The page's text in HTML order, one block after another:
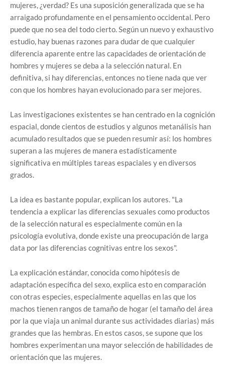
mujeres, ¿verdad? Es una suposición generalizada que se ha
arraigado profundamente en el pensamiento occidental. Pero
puede que no sea del todo cierto. Según un nuevo y exhaustivo
estudio, hay buenas razones para dudar de que cualquier
diferencia aparente entre las capacidades de orientación de
hombres y mujeres se deba a la selección natural. En
definitiva, si hay diferencias, entonces no tiene nada que ver
con que los hombres hayan evolucionado para ser mejores.
Las investigaciones existentes se han centrado en la cognición
espacial, donde cientos de estudios y algunos metanálisis han
acumulado resultados que se pueden resumir así: los hombres
superan a las mujeres de manera estadísticamente
significativa en múltiples tareas espaciales y en diversos
grados.
La idea es bastante popular, explican los autores. "La
tendencia a explicar las diferencias sexuales como productos
de la selección natural es especialmente común en la
psicología evolutiva, donde existe una preocupación de larga
data por las diferencias cognitivas entre los sexos".
La explicación estándar, conocida como hipótesis de
adaptación específica del sexo, explica esto en comparación
con otras especies, especialmente aquellas en las que los
machos tienen rangos de tamaño de hogar (el tamaño del área
por la que viaja un animal durante sus actividades diarias) más
grandes que las hembras. En estos casos, se supone que los
hombres experimentan una mayor selección de habilidades de
orientación que las mujeres.